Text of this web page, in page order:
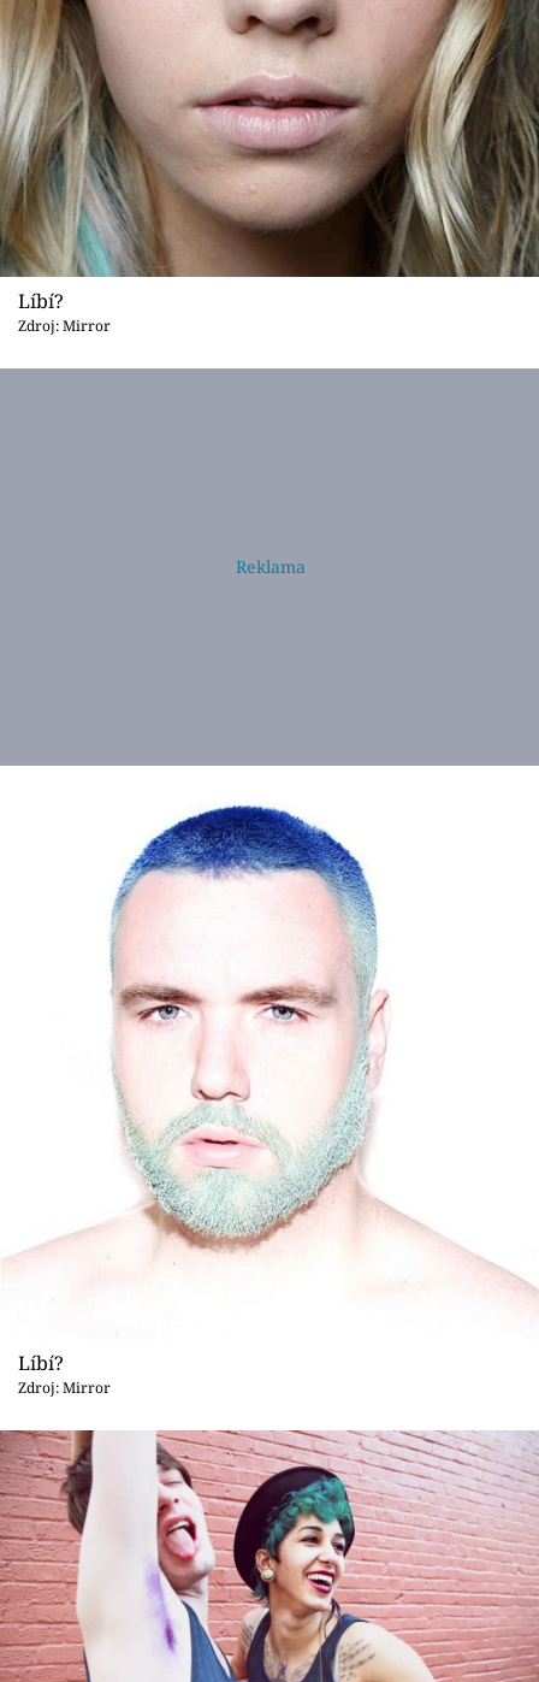
Líbí?
Zdroj: Mirror
Líbí?
Zdroj: Mirror